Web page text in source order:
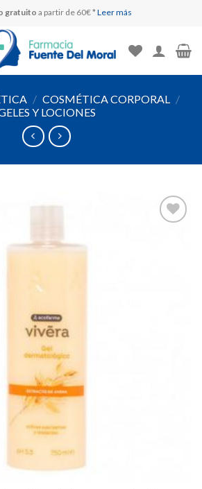
gratuito a partir de 60€ * Leer más
/ COSMÉTICA CORPORAL /
Y LOCIONES